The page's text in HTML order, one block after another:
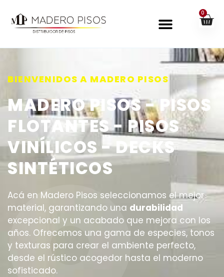
0
BIENVENIDOS A MADERO PISOS
MADERO PISOS - PISOS
FLOTANTES - PISOS
VINÍLICOS - DECKS
SINTÉTICOS
Acá en Madero Pisos seleccionamos el mejor
material, garantizando una durabilidad
excepcional y un acabado que mejora con los
años. Ofrecemos una gama de especies, tonos
y texturas para crear el ambiente perfecto,
desde el rústico acogedor hasta el moderno
sofisticado.